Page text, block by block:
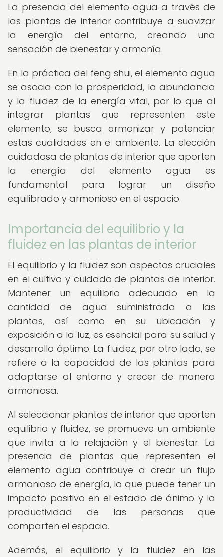
La presencia del elemento agua a través de
las plantas de interior contribuye a suavizar
la energía del entorno, creando una
sensación de bienestar y armonía.
En la práctica del feng shui, el elemento agua
se asocia con la prosperidad, la abundancia
y la fluidez de la energía vital, por lo que al
integrar plantas que representen este
elemento, se busca armonizar y potenciar
estas cualidades en el ambiente. La elección
cuidadosa de plantas de interior que aporten
la energía del elemento agua es
fundamental para lograr un diseño
equilibrado y armonioso en el espacio.
Importancia del equilibrio y la
fluidez en las plantas de interior
El equilibrio y la fluidez son aspectos cruciales
en el cultivo y cuidado de plantas de interior.
Mantener un equilibrio adecuado en la
cantidad de agua suministrada a las
plantas, así como en su ubicación y
exposición a la luz, es esencial para su salud y
desarrollo óptimo. La fluidez, por otro lado, se
refiere a la capacidad de las plantas para
adaptarse al entorno y crecer de manera
armoniosa.
Al seleccionar plantas de interior que aporten
equilibrio y fluidez, se promueve un ambiente
que invita a la relajación y el bienestar. La
presencia de plantas que representen el
elemento agua contribuye a crear un flujo
armonioso de energía, lo que puede tener un
impacto positivo en el estado de ánimo y la
productividad de las personas que
comparten el espacio.
Además, el equilibrio y la fluidez en las